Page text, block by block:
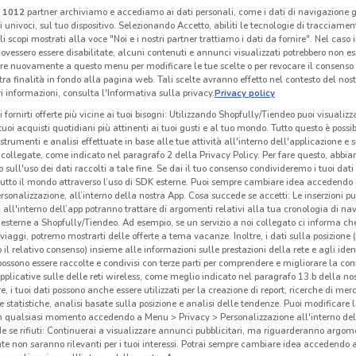
NUOVO
Kena Mobile
Scade il 02/09 554 m
NUOVO
TIM
Scade il 07/09 963 m
Eolo
Scade il 31/08 1000 m
1mobile
Scade il 31/08 1.4 km
1012partner archiviamo e accediamo ai dati personali, come i dati di navigazione
sul tuo dispositivo. Selezionando Accetto, abiliti le tecnologie di
scopi mostrati alla voce "Noi e i nostri partner trattiamo i dati da fornire". Nel caso
essere disabilitate, alcuni contenuti e annunci visualizzati potrebbero non
nuovamente a questo menu per modificare le tue scelte o per revocare il
finalità in fondo alla pagina web. Tali scelte avranno effetto nel contesto del
informazioni, consulta l'Informativa sulla privacy.Privacy policy
fornirti offerte più vicine ai tuoi bisogni: Utilizzando Shopfully/Tiendeo puoi
acquisti quotidiani più attinenti ai tuoi gusti e al tuo mondo. Tutto questo è
e analisi effettuate in base alle tue attività all'interno dell'applicazione e
come indicato nel paragrafo 2 della Privacy Policy. Per fare questo,
sull'uso dei dati raccolti a tale fine. Se dai il tuo consenso condivideremo i tuoi dati
il mondo attraverso l’uso di SDK esterne. Puoi sempre cambiare idea accedendo
all’interno della nostra App. Cosa succede se accetti: Le inserzioni
all'interno dell’app potranno trattare di argomenti relativi alla tua cronologia di
a Shopfully/Tiendeo. Ad esempio, se un servizio a noi collegato ci informa
potremo mostrarti delle offerte a tema vacanze. Inoltre, i dati sulla posizione
il relativo consenso) insieme alle informazioni sulle prestazioni della rete e agli
essere raccolte e condivisi con terze parti per comprendere e migliorare la
sulle delle reti wireless, come meglio indicato nel paragrafo 13.b della
i tuoi dati possono anche essere utilizzati per la creazione di report, ricerche di
statistiche, analisi basate sulla posizione e analisi delle tendenze. Puoi modificare
qualsiasi momento accedendo a Menu > Privacy > Personalizzazione all'interno
se rifiuti: Continuerai a visualizzare annunci pubblicitari, ma riguarderanno
non saranno rilevanti per i tuoi interessi. Potrai sempre cambiare idea accedendo